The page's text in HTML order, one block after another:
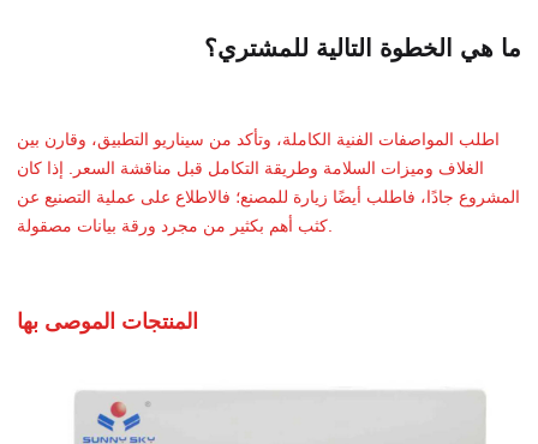
ما هي الخطوة التالية للمشتري؟
اطلب المواصفات الفنية الكاملة، وتأكد من سيناريو التطبيق، وقارن بين
الغلاف وميزات السلامة وطريقة التكامل قبل مناقشة السعر. إذا كان
المشروع جادًا، فاطلب أيضًا زيارة للمصنع؛ فالاطلاع على عملية التصنيع عن
كثب أهم بكثير من مجرد ورقة بيانات مصقولة.
المنتجات الموصى بها